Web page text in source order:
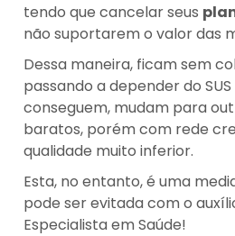
tendo que cancelar seus
não suportarem o valor das
Dessa maneira, ficam sem
passando a depender do
conseguem, mudam para
baratos, porém com rede
qualidade muito inferior.
Esta, no entanto, é uma
pode ser evitada com o
Especialista em Saúde!